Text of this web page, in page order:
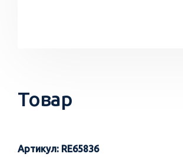
Товар
Артикул: RE65836